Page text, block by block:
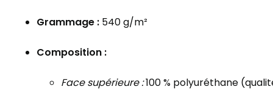
Grammage : 540 g/m²
Composition :
Face supérieure :100 % polyuréthane